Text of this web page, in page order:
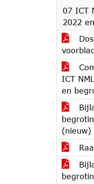
07 ICT
2022
ICT
en
(nieuw)